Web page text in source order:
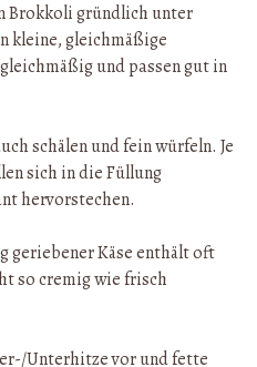
Brokkoli gründlich unter
kleine, gleichmäßige
und passen gut in
schälen und fein würfeln. Je
sich in die Füllung
hervorstechen.
geriebener Käse enthält oft
so cremig wie frisch
Unterhitze vor und fette